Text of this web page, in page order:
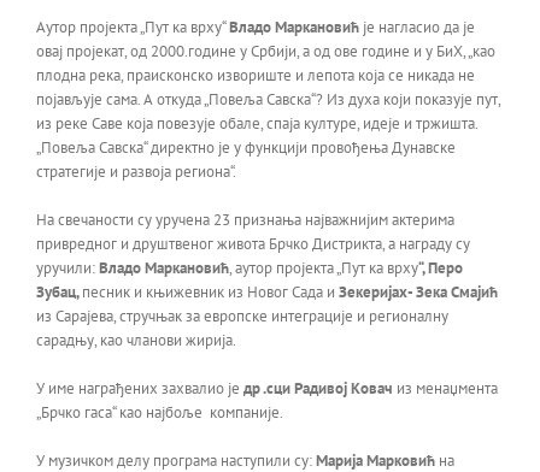
Аутор пројекта „Пут ка врху“Владо Маркановић је нагласио да је
овај пројекат, од 2000.године у Србији, а од ове године и у БиХ, „као
плодна река, праисконско извориште и лепота која се никада не
појављује сама. А откуда „Повеља Савска“? Из духа који показује пут,
из реке Саве која повезује обале, спаја културе, идеје и тржишта.
„Повеља Савска“ директно је у функцији провођења Дунавске
стратегије и развоја региона“.
На свечаности су уручена 23 признања најважнијим актерима
привредног и друштвеног живота Брчко Дистрикта, а награду су
уручили:Владо Маркановић, аутор пројекта „Пут ка врху“, Перо
Зубац,песник и књижевник из Новог Сада и Зекеријах- Зека Смајић
из Сарајева, стручњак за европске интеграције и регионалну
сарадњу, као чланови жирија.
У име награђених захвалио је др .сци Радивој Ковач из менаџмента
„Брчко гаса“ као најбоље компаније.
У музичком делу програма наступили су:Марија Марковић на